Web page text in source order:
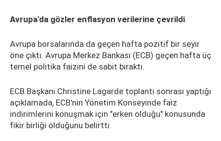
Avrupa'da gözler enflasyon verilerine çevrildi
Avrupa borsalarında da geçen hafta pozitif bir seyir
öne çıktı. Avrupa Merkez Bankası (ECB) geçen hafta üç
temel politika faizini de sabit bıraktı.
ECB Başkanı Christine Lagarde toplantı sonrası yaptığı
açıklamada, ECB'nin Yönetim Konseyinde faiz
indirimlerini konuşmak için "erken olduğu" konusunda
fikir birliği olduğunu belirtti.